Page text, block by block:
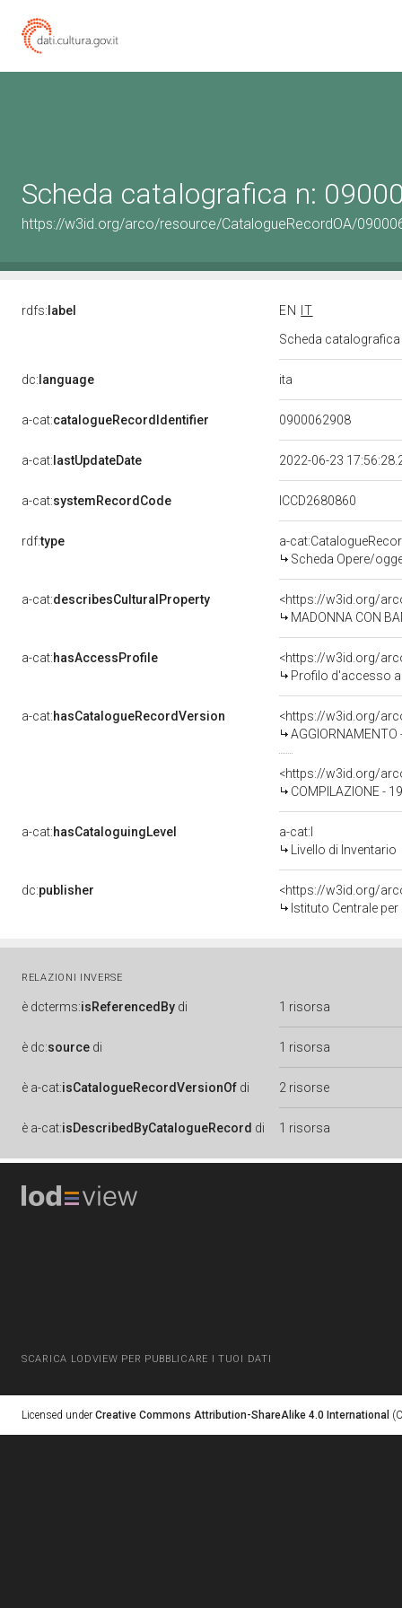
Scheda catalografica n:
https://w3id.org/arco/resource/CatalogueRecordOA/
rdfs: label EN
IT
Scheda
dc: language ita
a-cat:catalogueRecordIdentifier 0900062908
a-cat: lastUpdateDate 2022-06-23
a-cat:systemRecordCode ICCD2680860
rdf:type
a-
Scheda Opere/
a-cat:describesCulturalProperty
<https://w3id.org/
MADONNA CON
a-cat:hasAccessProfile
<https://w3id.org/
Profilo d'accesso
a-cat:hasCatalogueRecordVersion
<https://w3id.org/
<https://w3id.org/
COMPILAZIONE -
a-cat:hasCataloguingLevel
a-cat:I
Livello di Inventario
dc:publisher
<https://w3id.org/
Istituto Centrale
RELAZIONI INVERSE
è dcterms:isReferencedBy di 1 risorsa
è dc:source di 1 risorsa
è a-cat:isCatalogueRecordVersionOf di 2 risorse
è a-cat:isDescribedByCatalogueRecord di 1 risorsa
SCARICA LODVIEW PER PUBBLICARE I TUOI DATI
Licensed under Creative Commons Attribution-ShareAlike 4.0 International